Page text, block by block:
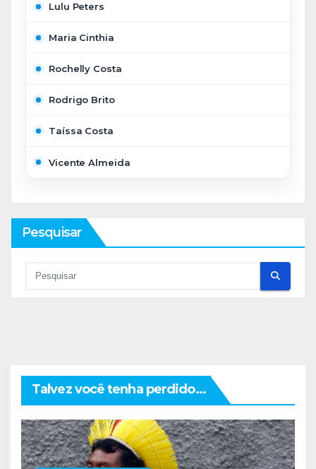
Lulu Peters
Maria Cinthia
Rochelly Costa
Rodrigo Brito
Taíssa Costa
Vicente Almeida
Pesquisar
Talvez você tenha perdido...